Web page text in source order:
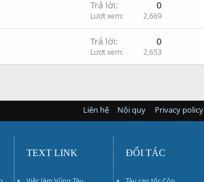
Trả lời 0
Lượt xem 2,669
Trả lời 0
Lượt xem 2,653
Liên hệ Nội quy Privacy policy
TEXT LINK ĐỐI TÁC